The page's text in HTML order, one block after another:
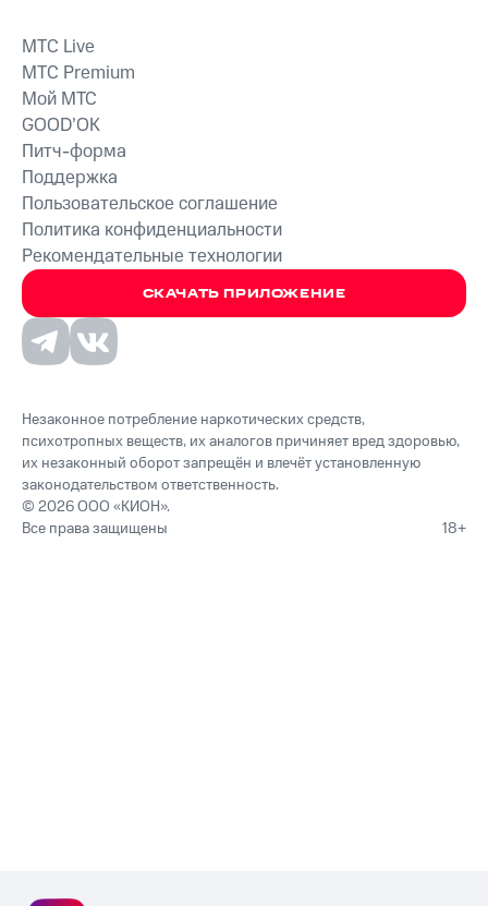
СКАЧАТЬ ПРИЛОЖЕНИЕ
MTС Live
MTС Premium
Мой МТС
GOOD’OK
Питч-форма
Поддержка
Пользовательское соглашение
Политика конфиденциальности
Рекомендательные технологии
Незаконное потребление наркотических средств,
психотропных веществ, их аналогов причиняет вред здоровью,
их незаконный оборот запрещён и влечёт установленную
законодательством ответственность.
© 2026 ООО «КИОН».
Все права защищены
18+